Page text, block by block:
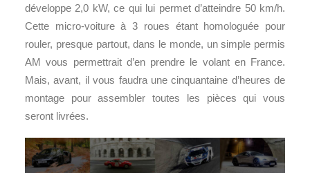
développe 2,0 kW, ce qui lui permet d’atteindre 50 km/h.
Cette micro-voiture à 3 roues étant homologuée pour
rouler, presque partout, dans le monde, un simple permis
AM vous permettrait d’en prendre le volant en France.
Mais, avant, il vous faudra une cinquantaine d’heures de
montage pour assembler toutes les pièces qui vous
seront livrées.